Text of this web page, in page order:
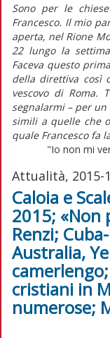
Sono per le
Francesco. Il mio
aperta, nel Rione
22 lungo la
Faceva questo
della direttiva così
vescovo di Roma.
segnalarmi – per
simili a quelle che
quale Francesco fa
"Io non mi
Attualità, 2015-1
Caloia e
2015; «Non
Renzi;
Australia,
cristiani in
numerose;